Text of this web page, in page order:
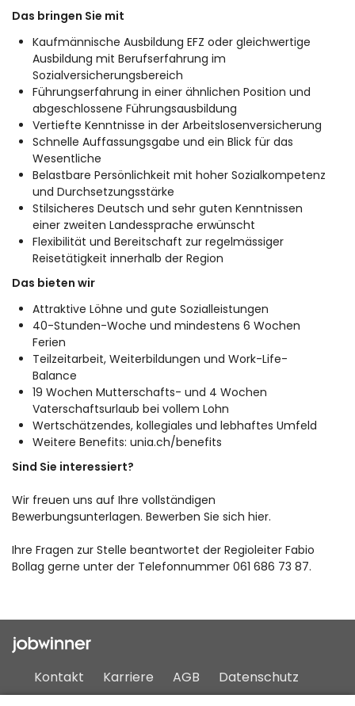
Das bringen Sie mit
Kaufmännische Ausbildung EFZ oder gleichwertige
Ausbildung mit Berufserfahrung im
Sozialversicherungsbereich
Führungserfahrung in einer ähnlichen Position und
abgeschlossene Führungsausbildung
Vertiefte Kenntnisse in der Arbeitslosenversicherung
Schnelle Auffassungsgabe und ein Blick für das
Wesentliche
Belastbare Persönlichkeit mit hoher Sozialkompetenz
und Durchsetzungsstärke
Stilsicheres Deutsch und sehr guten Kenntnissen
einer zweiten Landessprache erwünscht
Flexibilität und Bereitschaft zur regelmässiger
Reisetätigkeit innerhalb der Region
Das bieten wir
Attraktive Löhne und gute Sozialleistungen
40-Stunden-Woche und mindestens 6 Wochen
Ferien
Teilzeitarbeit, Weiterbildungen und Work-Life-
Balance
19 Wochen Mutterschafts- und 4 Wochen
Vaterschaftsurlaub bei vollem Lohn
Wertschätzendes, kollegiales und lebhaftes Umfeld
Weitere Benefits: unia.ch/benefits
Sind Sie interessiert?
Wir freuen uns auf Ihre vollständigen
Bewerbungsunterlagen. Bewerben Sie sich hier.
Ihre Fragen zur Stelle beantwortet der Regioleiter Fabio
Bollag gerne unter der Telefonnummer 061 686 73 87.
Kontakt Karriere AGB
Datenschutz